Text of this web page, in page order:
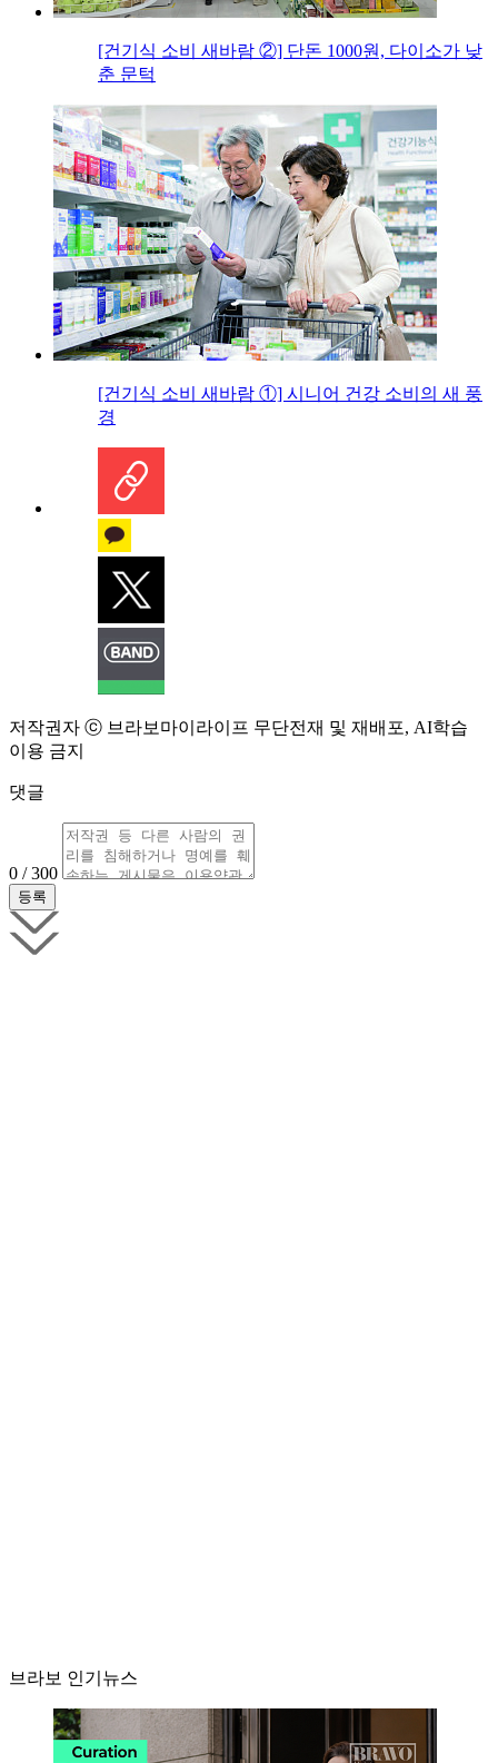
[건기식 소비 새바람 ②] 단돈 1000원, 다이소가 낮
춘 문턱
[건기식 소비 새바람 ①] 시니어 건강 소비의 새 풍
경
저작권자 ⓒ 브라보마이라이프 무단전재 및 재배포, AI학습
이용 금지
댓글
0 / 300
브라보 인기뉴스